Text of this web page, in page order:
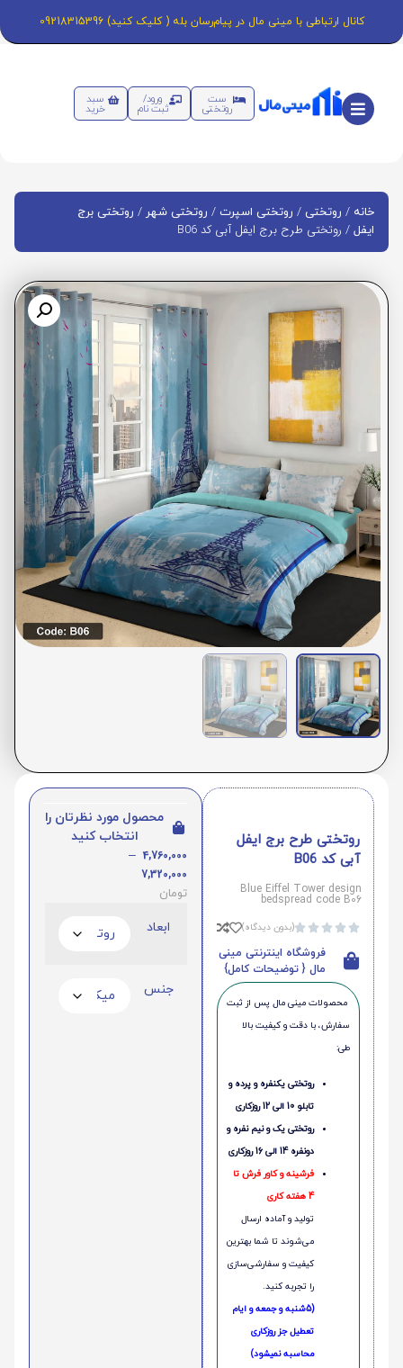
کانال ارتباطی با مینی مال در پیام‌رسان بله ( کلیک کنید) 09218315396
ست
روتختی
ورود/
ثبت نام
سبد
خرید
خانه / روتختی / روتختی اسپرت / روتختی شهر / روتختی برج
ایفل / روتختی طرح برج ایفل آبی کد B06
روتختی طرح برج ایفل
آبی کد B06
Blue Eiffel Tower design
bedspread code B06




(بدون دیدگاه)
فروشگاه اینترنتی مینی
مال { توضیحات کامل}
محصولات مینی‌ مال پس از ثبت
سفارش، با دقت و کیفیت بالا
طی:
روتختی یکنفره و پرده و
تابلو 10 الی 12 روزکاری
روتختی یک و نیم نفره و
دونفره 14 الی 16 روزکاری
فرشینه و کاور فرش تا
4 هفته کاری
تولید و آماده ارسال
می‌شوند تا شما بهترین
کیفیت و سفارشی‌سازی
را تجربه کنید.
(5شنبه و جمعه و ایام
تعطیل جز روزکاری
محاسبه نمیشود)
محصول مورد نظرتان را
انتخاب کنید
4,760,000
–
7,320,000
تومان
ابعاد
جنس